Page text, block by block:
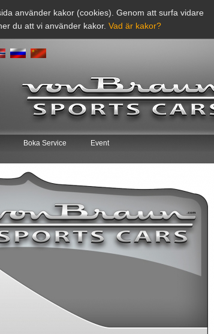
använder kakor (cookies). Genom att surfa vidare
du att vi använder kakor. Vad är kakor?
Boka Service Event